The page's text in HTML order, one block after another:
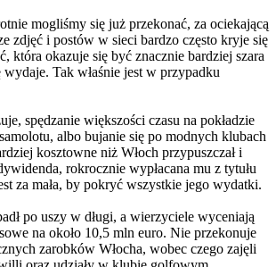
mogliśmy się już przekonać, za ociekającą
zdjęć i postów w sieci bardzo często kryje się
która okazuje się być znacznie bardziej szara
Tak właśnie jest w przypadku
spędzanie większości czasu na pokładzie
albo bujanie się po modnych klubach
kosztowne niż Włoch przypuszczał i
rokrocznie wypłacana mu z tytułu
za mała, by pokryć wszystkie jego wydatki.
po uszy w długi, a wierzyciele wyceniają
na około 10,5 mln euro. Nie przekonuje
zarobków Włocha, wobec czego zajęli